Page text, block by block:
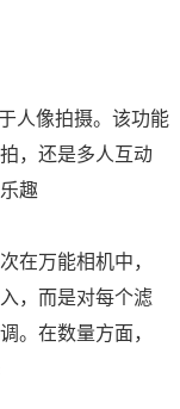
人像拍摄。该功能
，还是多人互动
趣
在万能相机中，
，而是对每个滤
。在数量方面，